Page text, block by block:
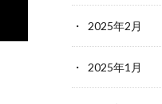
2025年2月
2025年1月